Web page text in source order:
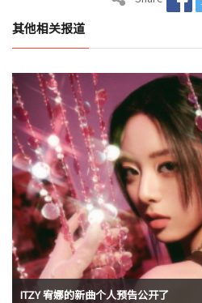
其他相关报道
ITZY 宥娜的新曲个人预告公开了